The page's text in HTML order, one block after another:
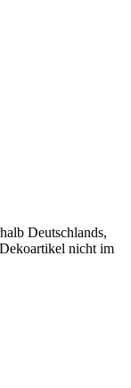
Deutschlands,
nicht im